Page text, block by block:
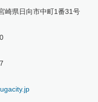
崎県日向市中町1番31号